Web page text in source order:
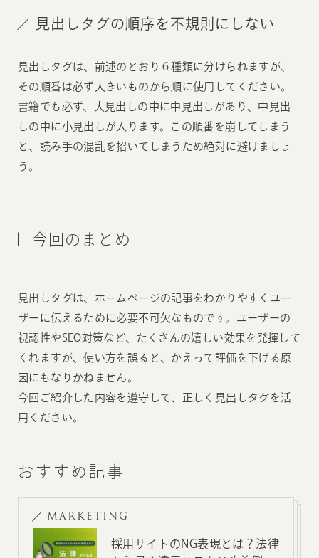
見出しタグの順序を不規則にしない
見出しタグは、前述のとおり６種類に分けられますが、
その順番は必ず大きいものから順に使用してください。
書籍でも必ず、大見出しの中に中見出しがあり、中見出
しの中に小見出しが入ります。この順番を崩してしまう
と、読み手の混乱を招いてしまうため絶対に避けましょ
う。
今回のまとめ
見出しタグは、ホームページの記事をわかりやすくユー
ザーに伝えるために必要不可欠なものです。ユーザーの
視認性やSEO対策など、たくさんの嬉しい効果を発揮して
くれますが、使い方を誤ると、かえって評価を下げる原
因にもなりかねません。
今回ご紹介した内容を遵守して、正しく見出しタグを活
用ください。
おすすめ記事
MARKETING
採用サイトのNG表現とは？法律